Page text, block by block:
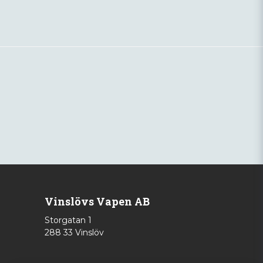
Vinslövs Vapen AB
Storgatan 1
288 33 Vinslöv